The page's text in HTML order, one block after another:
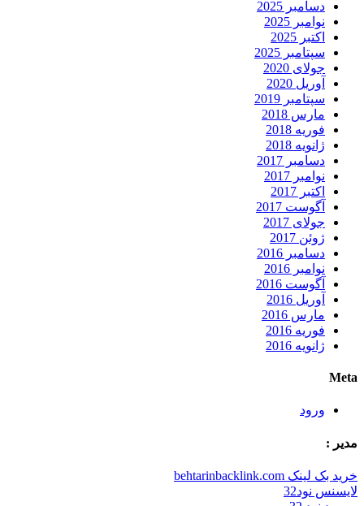
دسامبر 2025
نوامبر 2025
اکتبر 2025
سپتامبر 2025
جولای 2020
آوریل 2020
سپتامبر 2019
مارس 2018
فوریه 2018
ژانویه 2018
دسامبر 2017
نوامبر 2017
اکتبر 2017
آگوست 2017
جولای 2017
ژوئن 2017
دسامبر 2016
نوامبر 2016
آگوست 2016
آوریل 2016
مارس 2016
فوریه 2016
ژانویه 2016
Meta
ورود
مدیر :
خرید بک لینک behtarinbacklink.com
لایسنس نود32